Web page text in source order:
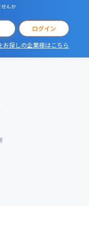
んか
ログイン
お探しの企業様はこちら